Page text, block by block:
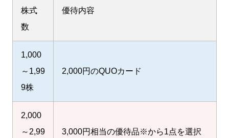
株式
数
優待内容
1,000
～1,99
9株
2,000円のQUOカード
2,000
～2,99
3,000円相当の優待品※から1点を選択